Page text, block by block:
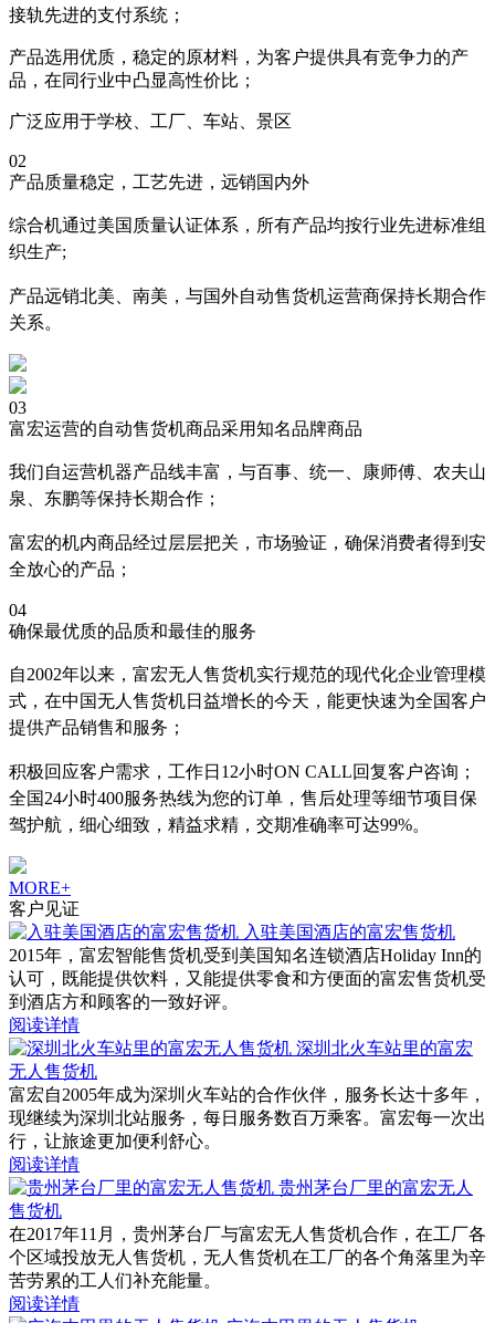
接轨先进的支付系统；
产品选用优质，稳定的原材料，为客户提供具有竞争力的产
品，在同行业中凸显高性价比；
广泛应用于学校、工厂、车站、景区
02
产品质量稳定，工艺先进，远销国内外
综合机通过美国质量认证体系，所有产品均按行业先进标准组
织生产;
产品远销北美、南美，与国外自动售货机运营商保持长期合作
关系。
03
富宏运营的自动售货机商品采用知名品牌商品
我们自运营机器产品线丰富，与百事、统一、康师傅、农夫山
泉、东鹏等保持长期合作；
富宏的机内商品经过层层把关，市场验证，确保消费者得到安
全放心的产品；
04
确保最优质的品质和最佳的服务
自2002年以来，富宏无人售货机实行规范的现代化企业管理模
式，在中国无人售货机日益增长的今天，能更快速为全国客户
提供产品销售和服务；
积极回应客户需求，工作日12小时ON CALL回复客户咨询；
全国24小时400服务热线为您的订单，售后处理等细节项目保
驾护航，细心细致，精益求精，交期准确率可达99%。
MORE+
客户见证
入驻美国酒店的富宏售货机
2015年，富宏智能售货机受到美国知名连锁酒店Holiday Inn的
认可，既能提供饮料，又能提供零食和方便面的富宏售货机受
到酒店方和顾客的一致好评。
阅读详情
深圳北火车站里的富宏
无人售货机
富宏自2005年成为深圳火车站的合作伙伴，服务长达十多年，
现继续为深圳北站服务，每日服务数百万乘客。富宏每一次出
行，让旅途更加便利舒心。
阅读详情
贵州茅台厂里的富宏无人
售货机
在2017年11月，贵州茅台厂与富宏无人售货机合作，在工厂各
个区域投放无人售货机，无人售货机在工厂的各个角落里为辛
苦劳累的工人们补充能量。
阅读详情